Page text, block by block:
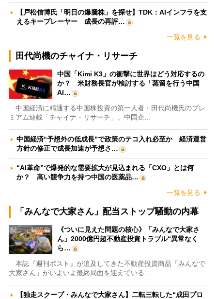
【戸松信博氏「明日の爆騰株」を探せ】TDK：AIインフラを支
えるキープレーヤー 成長の再評…
一覧を見る
田代尚機のチャイナ・リサーチ
中国「Kimi K3」の衝撃に世界はどう対応するの
か？ 米財務長官が検討する「蒸留を行う中国
AI…
中国経済に精通する中国株投資の第一人者・田代尚機氏のプレ
ミアム連載「チャイナ・リサーチ」。中国企…
中国経済“予想外の低成長”で政策のテコ入れ必至か 経済運営
方針の修正で成長加速が予想さ…
“AI革命”で爆発的な需要拡大が見込まれる「CXO」とは何
か？ 高い競争力を持つ中国の医薬品…
一覧を見る
「みんなで大家さん」配当ストップ騒動の内幕
《ついに見えた問題の核心》「みんなで大家さ
ん」2000億円超不動産投資トラブル“異常なく
ら…
本誌『週刊ポスト』が追及してきた不動産投資商品「みんなで
大家さん」がいよいよ最終局面を迎えている…
【独走スクープ・みんなで大家さん】二転三転した“成田プロ